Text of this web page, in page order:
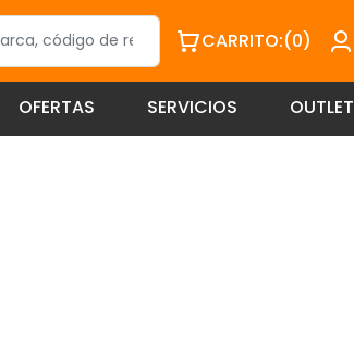
CARRITO:(0)
OFERTAS SERVICIOS OUTLET